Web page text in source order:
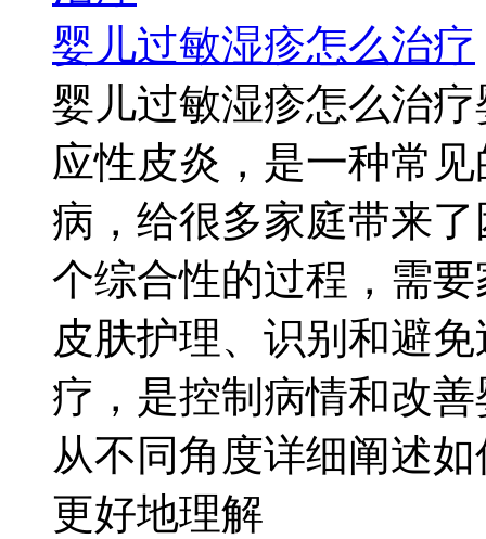
婴儿过敏湿疹怎么治疗
婴儿过敏湿疹怎么治
应性皮炎，是一种常
病，给很多家庭带来
个综合性的过程，需
皮肤护理、识别和避
疗，是控制病情和改
从不同角度详细阐述
更好地理解